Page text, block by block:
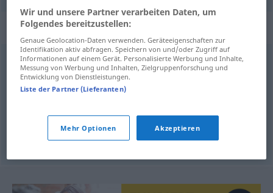
Synonyme für "Obhut"
Leitung,Schirmherrschaft,Führung,Regie
Wir und unsere Partner verarbeiten Daten, um
Folgendes bereitzustellen:
Genaue Geolocation-Daten verwenden. Geräteeigenschaften zur
Identifikation aktiv abfragen. Speichern von und/oder Zugriff auf
Informationen auf einem Gerät. Personalisierte Werbung und Inhalte,
Messung von Werbung und Inhalten, Zielgruppenforschung und
Entwicklung von Dienstleistungen.
Liste der Partner (Lieferanten)
Mehr Optionen Akzeptieren